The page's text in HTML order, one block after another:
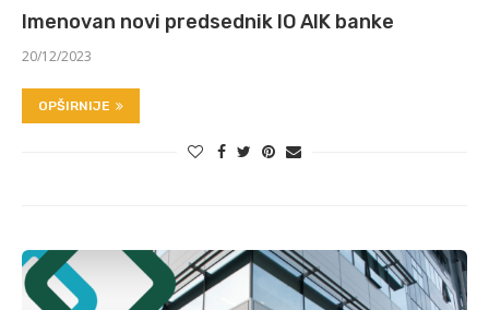
Imenovan novi predsednik IO AIK banke
20/12/2023
OPŠIRNIJE